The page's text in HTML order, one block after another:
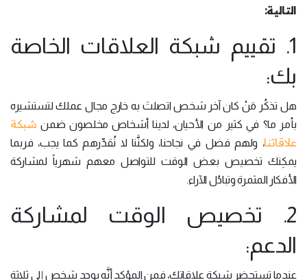
التالية:
1. تقييم شبكة العلاقات الخاصة
بك:
هل تذكُر مَنْ كان آخر شخص اتصلتَ به خارج مجال عملك لتستشيره
بأمر ما؟ في كثير من الأحيان، لدينا أشخاص مخلصون ضمن شبكة
علاقاتنا، ولهم فضل في نجاحنا، ولكنَّنا لا نُقدِّرهم كما يجب، فربما
يمكِنك تخصيص بعض الوقت للتواصل معهم شهرياً لمشاركة
الأفكار المثمرة وتبادُل الآراء.
2. تخصيص الوقت لمشاركة
الدعم:
عندما تستحضر شبكة علاقاتك، فمن المؤكد أنَّه يوجد شخص إلى ثلاثة